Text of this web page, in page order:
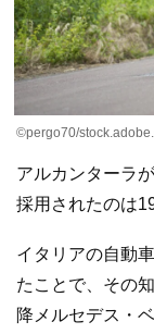
©pergo70/
アルカンターラ
採用されたのは
イタリアの自動
たことで、その
降メルセデス・